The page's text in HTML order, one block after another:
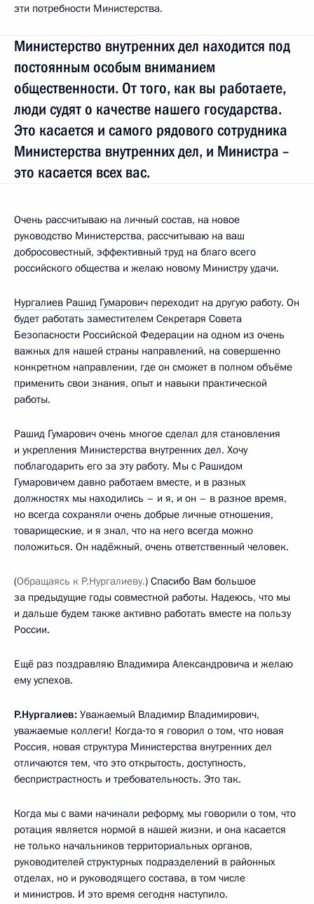
эти потребности Министерства.
Министерство внутренних дел находится под
постоянным особым вниманием
общественности. От того, как вы работаете,
люди судят о качестве нашего государства.
Это касается и самого рядового сотрудника
Министерства внутренних дел, и Министра –
это касается всех вас.
Очень рассчитываю на личный состав, на новое
руководство Министерства, рассчитываю на ваш
добросовестный, эффективный труд на благо всего
российского общества и желаю новому Министру удачи.
Нургалиев Рашид Гумарович переходит на другую работу. Он
будет работать заместителем Секретаря Совета
Безопасности Российской Федерации на одном из очень
важных для нашей страны направлений, на совершенно
конкретном направлении, где он сможет в полном объёме
применить свои знания, опыт и навыки практической
работы.
Рашид Гумарович очень многое сделал для становления
и укрепления Министерства внутренних дел. Хочу
поблагодарить его за эту работу. Мы с Рашидом
Гумаровичем давно работаем вместе, и в разных
должностях мы находились – и я, и он – в разное время,
но всегда сохраняли очень добрые личные отношения,
товарищеские, и я знал, что на него всегда можно
положиться. Он надёжный, очень ответственный человек.
(Обращаясь к Р.Нургалиеву.) Спасибо Вам большое
за предыдущие годы совместной работы. Надеюсь, что мы
и дальше будем также активно работать вместе на пользу
России.
Ещё раз поздравляю Владимира Александровича и желаю
ему успехов.
Р.Нургалиев: Уважаемый Владимир Владимирович,
уважаемые коллеги! Когда‑то я говорил о том, что новая
Россия, новая структура Министерства внутренних дел
отличаются тем, что это открытость, доступность,
беспристрастность и требовательность. Это так.
Когда мы с вами начинали реформу, мы говорили о том, что
ротация является нормой в нашей жизни, и она касается
не только начальников территориальных органов,
руководителей структурных подразделений в районных
отделах, но и руководящего состава, в том числе
и министров. И это время сегодня наступило.